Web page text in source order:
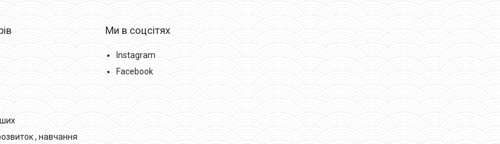
, навчання
Ми в соцсітях
Instagram
Facebook